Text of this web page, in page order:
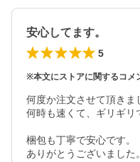
安心してます。
5
※本文にストアに関するコメ
何度か注文させて頂きま
何時も速くて、ギリギリ
梱包も丁寧で安心です。
ありがとうございました。